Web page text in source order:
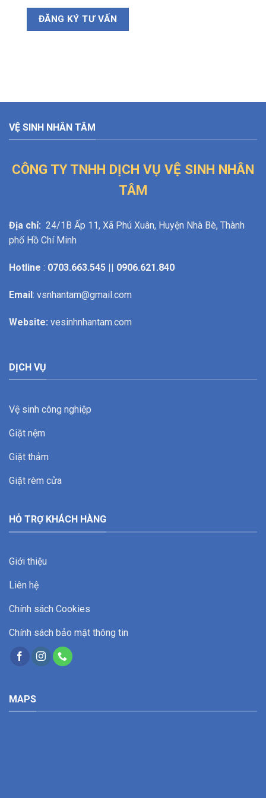
VỆ SINH NHÂN TÂM
CÔNG TY TNHH DỊCH VỤ VỆ SINH NHÂN
TÂM
Địa chỉ: 24/1B Ấp 11, Xã Phú Xuân, Huyện Nhà Bè, Thành
phố Hồ Chí Minh
Hotline : 0703.663.545 0906.621.840
Email: vsnhantam@gmail.com
Website: vesinhnhantam.com
DỊCH VỤ
Vệ sinh công nghiệp
Giặt nệm
Giặt thảm
Giặt rèm cửa
HỖ TRỢ KHÁCH HÀNG
Giới thiệu
Liên hệ
Chính sách Cookies
Chính sách bảo mật thông tin
MAPS